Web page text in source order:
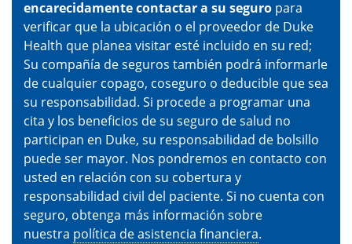
encarecidamente contactar a su seguro para
verificar que la ubicación o el proveedor de Duke
Health que planea visitar esté incluido en su red;
Su compañía de seguros también podrá informarle
de cualquier copago, coseguro o deducible que sea
su responsabilidad. Si procede a programar una
cita y los beneficios de su seguro de salud no
participan en Duke, su responsabilidad de bolsillo
puede ser mayor. Nos pondremos en contacto con
usted en relación con su cobertura y
responsabilidad civil del paciente. Si no cuenta con
seguro, obtenga más información sobre
nuestra política de asistencia financiera.